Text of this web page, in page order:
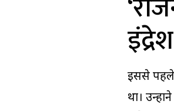
इससे पहले,
था।